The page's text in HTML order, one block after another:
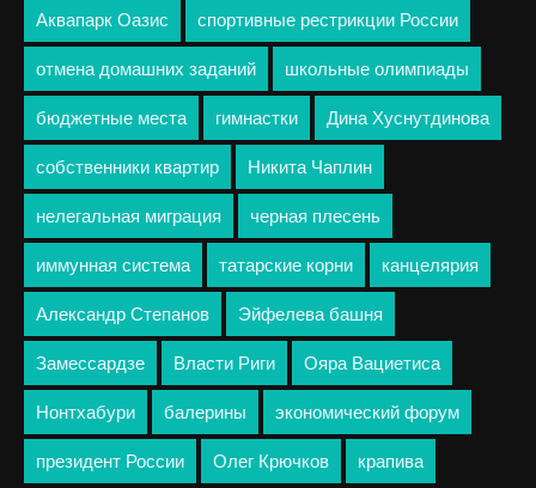
Аквапарк Оазис спортивные рестрикции России
отмена домашних заданий школьные олимпиады
бюджетные места гимнастки Дина Хуснутдинова
собственники квартир Никита Чаплин
нелегальная миграция черная плесень
иммунная система татарские корни канцелярия
Александр Степанов Эйфелева башня
Замессардзе Власти Риги Ояра Вациетиса
Нонтхабури балерины экономический форум
президент России Олег Крючков крапива